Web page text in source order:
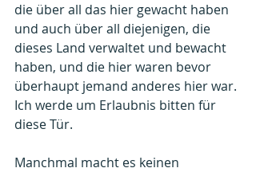
die über all das hier gewacht haben
und auch über all diejenigen, die
dieses Land verwaltet und bewacht
haben, und die hier waren bevor
überhaupt jemand anderes hier war.
Ich werde um Erlaubnis bitten für
diese Tür.
Manchmal macht es keinen